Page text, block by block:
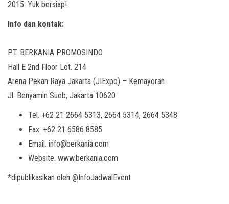
2015. Yuk bersiap!
Info dan kontak:
PT. BERKANIA PROMOSINDO
Hall E 2nd Floor Lot. 214
Arena Pekan Raya Jakarta (JIExpo) – Kemayoran
Jl. Benyamin Sueb, Jakarta 10620
Tel. +62 21 2664 5313, 2664 5314, 2664 5348
Fax. +62 21 6586 8585
Email. info@berkania.com
Website. www.berkania.com
*dipublikasikan oleh @InfoJadwalEvent